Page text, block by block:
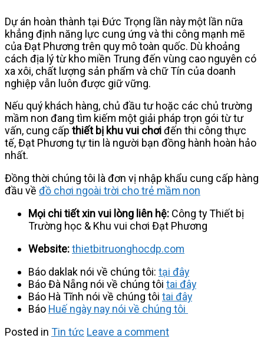
Dự án hoàn thành tại Đức Trọng lần này một lần nữa
khẳng định năng lực cung ứng và thi công mạnh mẽ
của Đạt Phương trên quy mô toàn quốc. Dù khoảng
cách địa lý từ kho miền Trung đến vùng cao nguyên có
xa xôi, chất lượng sản phẩm và chữ Tín của doanh
nghiệp vẫn luôn được giữ vững.
Nếu quý khách hàng, chủ đầu tư hoặc các chủ trường
mầm non đang tìm kiếm một giải pháp trọn gói từ tư
vấn, cung cấp thiết bị khu vui chơiđến thi công thực
tế, Đạt Phương tự tin là người bạn đồng hành hoàn hảo
nhất.
Đồng thời chúng tôi là đơn vị nhập khẩu cung cấp hàng
đầu về đồ chơi ngoài trời cho trẻ mầm non
Mọi chi tiết xin vui lòng liên hệ: Công ty Thiết bị
Trường học & Khu vui chơi Đạt Phương
Website:thietbitruonghocdp.com
Báo daklak nói về chúng tôi: tại đây
Báo Đà Nẵng nói về chúng tôi tai đây
Báo Hà Tĩnh nói về chúng tôi tai đây
Báo Huế ngày nay nói về chúng tôi
Posted in Tin tức Leave a comment